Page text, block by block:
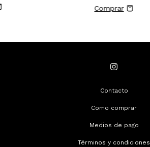
Contacto
Como comprar
Medios de pago
Términos y condiciones